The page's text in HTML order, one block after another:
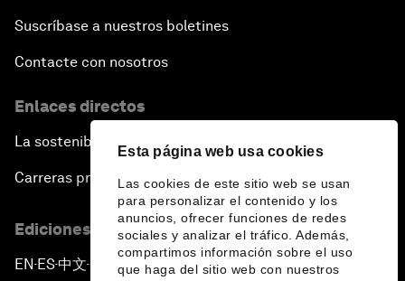
Esta página web usa cookies
Las cookies de este sitio web se usan
para personalizar el contenido y los
anuncios, ofrecer funciones de redes
sociales y analizar el tráfico. Además,
compartimos información sobre el uso
que haga del sitio web con nuestros
Suscríbase a nuestros boletines
Contacte con nosotros
Enlaces directos
La sostenibilidad en el Foro
Carreras profesionales
Ediciones en otros idiomas
EN ▪ ES▪中文▪ 日本語